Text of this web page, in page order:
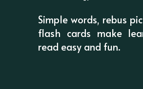
Simple words, rebus
flash cards make
read easy and fun.